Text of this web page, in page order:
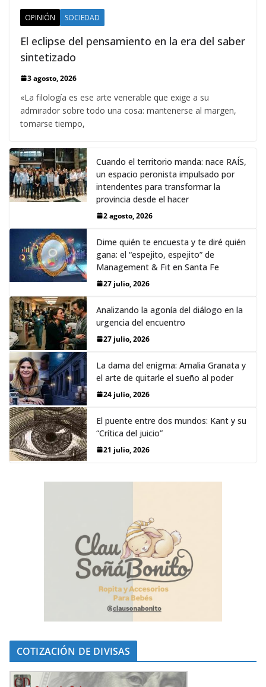
OPINIÓN SOCIEDAD
El eclipse del pensamiento en la era del saber
sintetizado
3 agosto, 2026
«La filología es ese arte venerable que exige a su
admirador sobre todo una cosa: mantenerse al margen,
tomarse tiempo,
Cuando el territorio manda: nace RAÍS,
un espacio peronista impulsado por
intendentes para transformar la
provincia desde el hacer
2 agosto, 2026
Dime quién te encuesta y te diré quién
gana: el “espejito, espejito” de
Management & Fit en Santa Fe
27 julio, 2026
Analizando la agonía del diálogo en la
urgencia del encuentro
27 julio, 2026
La dama del enigma: Amalia Granata y
el arte de quitarle el sueño al poder
24 julio, 2026
El puente entre dos mundos: Kant y su
“Crítica del juicio”
21 julio, 2026
COTIZACIÓN DE DIVISAS